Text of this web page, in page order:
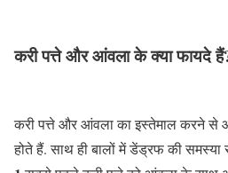
करी पत्ते और आंवला के क्या फायदे
करी पत्ते और आंवला का इस्तेमाल करने
होते हैं. साथ ही बालों में डेंड्रफ की समस्या